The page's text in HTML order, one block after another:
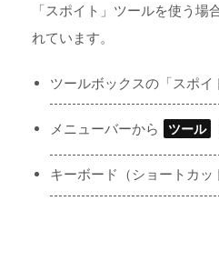
「スポイト」ツールを使う場
れています。
ツールボックスの「スポイ
メニューバーから ツール
キーボード（ショートカッ